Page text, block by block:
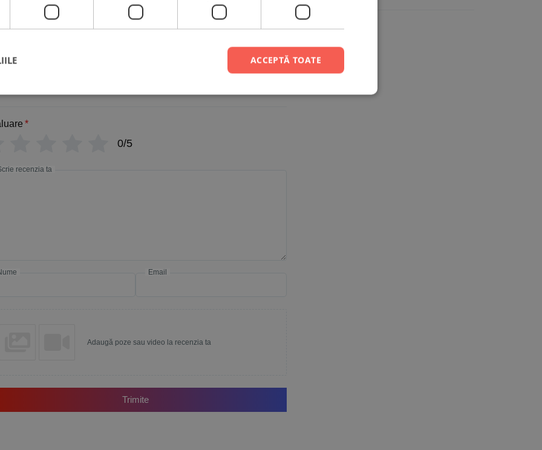
Personalizate – Football
*
0/5
recenzia ta
Email
Adaugă poze sau video la recenzia ta
Trimite
ACCEPTĂ TOATE